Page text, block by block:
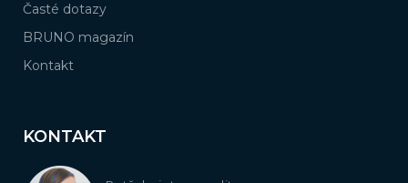
Časté dotazy
BRUNO magazín
Kontakt
KONTAKT